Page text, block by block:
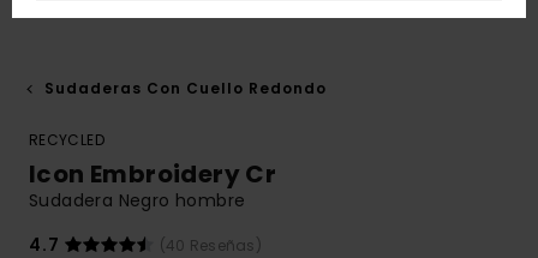
Sudaderas Con Cuello Redondo
RECYCLED
Icon Embroidery Cr
Sudadera Negro hombre
4.7
(40 Reseñas)